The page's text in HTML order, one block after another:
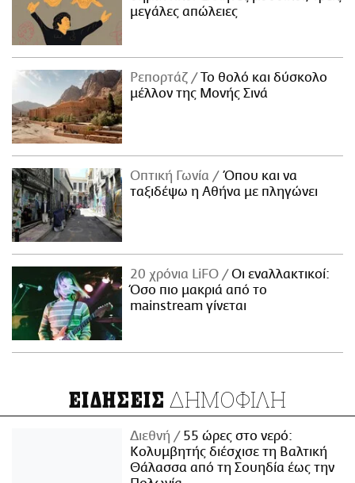
μεγάλες απώλειες
Ρεπορτάζ
Το θολό και δύσκολο
μέλλον της Μονής Σινά
Οπτική Γωνία
Όπου και να
ταξιδέψω η Αθήνα με πληγώνει
20 χρόνια LiFO
Οι εναλλακτικοί:
Όσο πιο μακριά από το
mainstream γίνεται
ΕΙΔΗΣΕΙΣ ΔΗΜΟΦΙΛΗ
Διεθνή
55 ώρες στο νερό:
Κολυμβητής διέσχισε τη Βαλτική
Θάλασσα από τη Σουηδία έως την